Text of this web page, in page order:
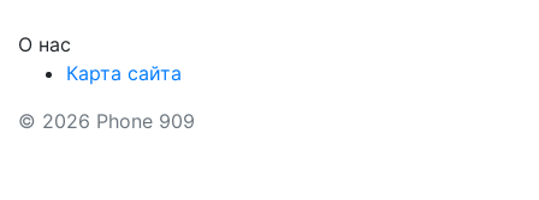
О нас
Карта сайта
© 2026 Phone 909